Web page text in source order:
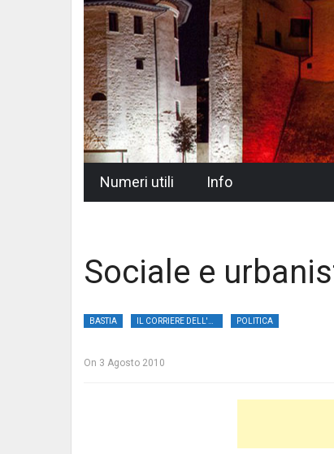
Numeri utili Info
Sociale e
BASTIA POLITICA
On 3 Agosto 2010